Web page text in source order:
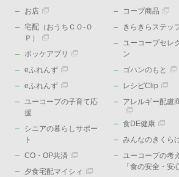
お店
宅配（おうちＣＯ-Ｏ
Ｐ）
ポッケアプリ
eふれんず
eふれんず
ユーコープの子育て応
援
シニアの暮らしサポー
ト
CO・OP共済
夕食宅配マイシィ
コープ商品
きらきらステッ
ユーコープセレ
ン
ゴハンのもと
レシピClip
アレルギー配慮
食DE健康
みんなのきくら
ユーコープの考
「食の安全・安